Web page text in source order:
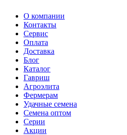
О компании
Контакты
Сервис
Оплата
Доставка
Блог
Каталог
Гавриш
Агроэлита
Фермерам
Удачные семена
Семена оптом
Серии
Акции